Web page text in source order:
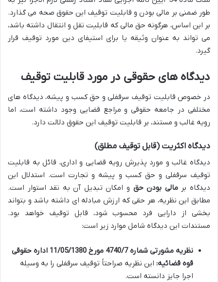
طور ضمنی بر مالی بودن و قابلیت توقیف این حقوق صحه می گذارد.
بر این اساس، هرگونه حق مالی که قابلیت نقل و انتقال داشته باشد،
می تواند به عنوان وثیقه یا برای استیفای دین مورد توقیف قرار
گیرد.
دیدگاه های حقوقی در مورد قابلیت توقیف
در خصوص قابلیت توقیف سرقفلی و حق کسب و پیشه، دیدگاه های
مختلفی در جامعه حقوقی و مراجع قضایی وجود داشته است، اما
رویه غالب و مستند، بر قابلیت توقیف این حقوق دلالت دارد.
دیدگاه اکثریت (قابل توقیف مطلق)
دیدگاه غالب و مورد پذیرش رویه قضایی و اداری، قائل به قابلیت
توقیف سرقفلی و حق کسب و پیشه و تجارت است. استدلال این
دیدگاه برمالی بودن حق و امکان تبدیل آن به نقد استوار است.
مطابق این نظریه، هر حقی که ارزش مبادله ای داشته باشد و بتواند
بخشی از دارایی فرد محسوب شود، قابل توقیف خواهد بود.
مستندات این دیدگاه شامل موارد زیر است:
نظریه مشورتی شماره 4740/7 مورخ 11/05/1380 اداره حقوقی
قوه قضائیه: این نظریه صراحتاً توقیف سرقفلی را به وسیله
اجرا جایز دانسته است.